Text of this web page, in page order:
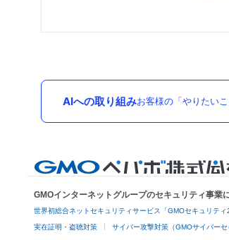
AIへの取り組みお客様の「やりたい
GMOインターネットグループのセキュリティ事業
世界初総合ネットセキュリティサービス「GMOセキュリティ
実在証明・盗聴対策 サイバー攻撃対策（GMOサイバーセ